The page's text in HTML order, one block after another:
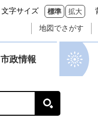
文字サイズ 標準 拡大
地図でさがす
市政情報